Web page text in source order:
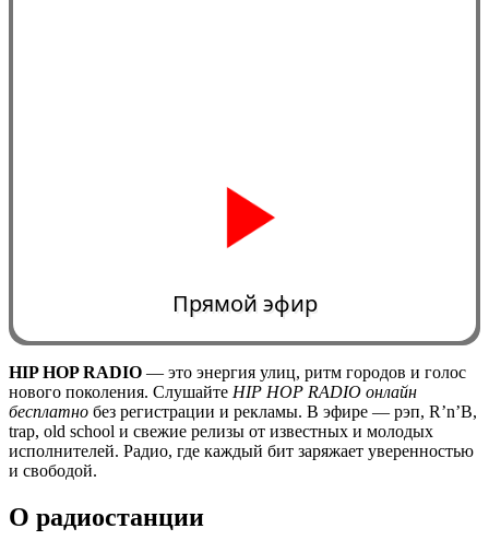
Прямой эфир
HIP HOP RADIO — это энергия улиц, ритм городов и голос
нового поколения. Слушайте HIP HOP RADIO онлайн
бесплатно без регистрации и рекламы. В эфире — рэп, R’n’B,
trap, old school и свежие релизы от известных и молодых
исполнителей. Радио, где каждый бит заряжает уверенностью
и свободой.
О радиостанции